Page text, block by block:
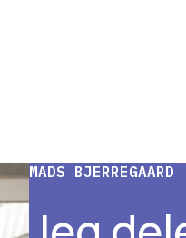
MADS BJERREGAARD